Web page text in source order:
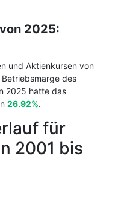
2025:
und Aktienkursen von
des
2025 hatte das
26.92%.
für
2001 bis